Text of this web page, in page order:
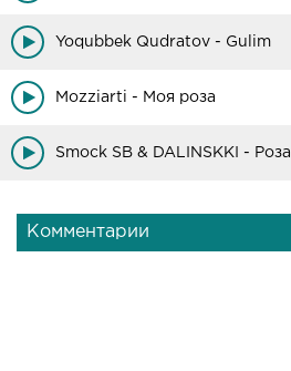
Yoqubbek Qudratov - Gulim
Mozziarti - Моя роза
Smock SB & DALINSKKI - Роза
Комментарии